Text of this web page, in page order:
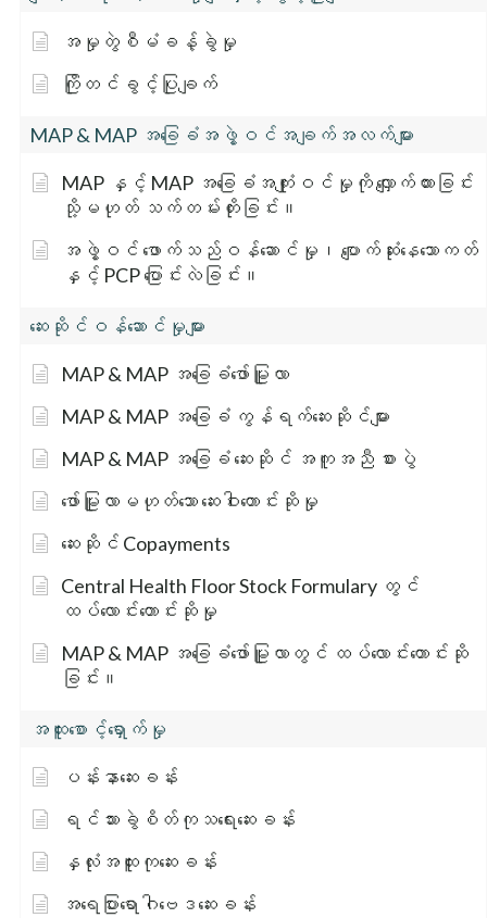
အမှုတွဲစီမံခန့်ခွဲမှု
ကြိုတင်ခွင့်ပြုချက်
MAP & MAP အခြေခံအဖွဲ့ဝင်အချက်အလက်များ
MAP နှင့် MAP အခြေခံအကျုံးဝင်မှုကို လျှောက်ထားခြင်း
သို့မဟုတ် သက်တမ်းတိုးခြင်း။
အဖွဲ့ဝင် ဖောက်သည်ဝန်ဆောင်မှု၊ ပျောက်ဆုံးနေသောကတ်
နှင့် PCP ပြောင်းလဲခြင်း။
ဆေးဆိုင်ဝန်ဆောင်မှုများ
MAP & MAP အခြေခံဖော်မြူလာ
MAP & MAP အခြေခံ ကွန်ရက်ဆေးဆိုင်များ
MAP & MAP အခြေခံ ဆေးဆိုင် အကူအညီ စားပွဲ
ဖော်မြူလာမဟုတ်သော ဆေးဝါးတောင်းဆိုမှု
ဆေးဆိုင် Copayments
Central Health Floor Stock Formulary တွင်
ထပ်လောင်းတောင်းဆိုမှု
MAP & MAP အခြေခံဖော်မြူလာတွင် ထပ်လောင်းတောင်းဆို
ခြင်း။
အထူးစောင့်ရှောက်မှု
ပန်းနာဆေးခန်း
ရင်သားခွဲစိတ်ကုသရေးဆေးခန်း
နှလုံးအထူးကုဆေးခန်း
အရေပြားရောဂါဗေဒဆေးခန်း